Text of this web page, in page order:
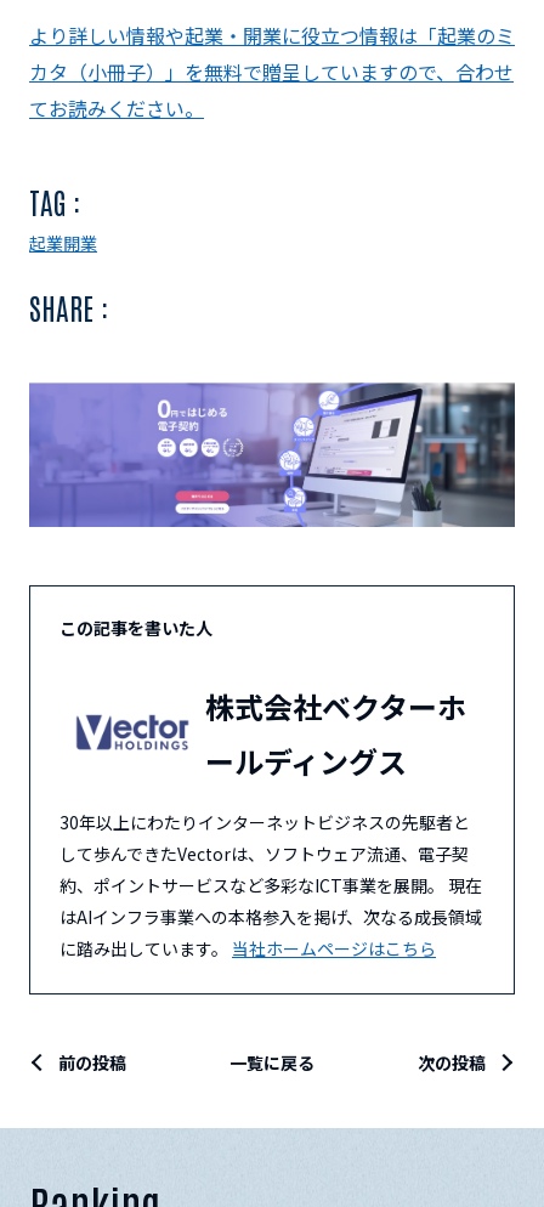
より詳しい情報や起業・開業に役立つ情報は「起業のミ
カタ（小冊子）」を無料で贈呈していますので、合わせ
てお読みください。
TAG :
起業開業
SHARE :
この記事を書いた人
株式会社ベクターホ
ールディングス
30年以上にわたりインターネットビジネスの先駆者と
して歩んできたVectorは、ソフトウェア流通、電子契
約、ポイントサービスなど多彩なICT事業を展開。 現在
はAIインフラ事業への本格参入を掲げ、次なる成長領域
に踏み出しています。 当社ホームページはこちら
前の投稿 一覧に戻る 次の投稿